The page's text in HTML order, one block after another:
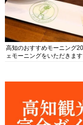
高知のおすすめモーニング
ェモーニングをいただきます